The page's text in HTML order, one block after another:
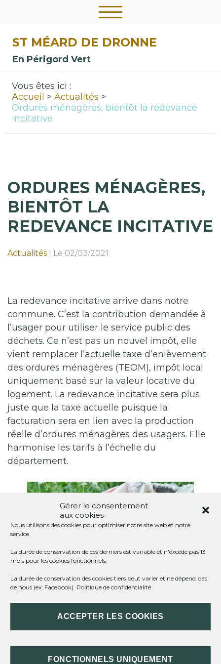
Gérer le consentement
aux cookies
Nous utilisons des cookies pour optimiser notre site web et notre
service.
La durée de conservation de ces derniers est variable et n'excède pas 13
mois pour les cookies fonctionnels.
La durée de conservation des cookies tiers peut varier et ne dépend pas
de nous (ex: Facebook). Politique de confidentialité
ACCEPTER LES COOKIES
FONCTIONNELS UNIQUEMENT
ST MÉARD DE DRONNE
En Périgord Vert
Vous êtes ici :
Accueil
Actualités
Ordures ménagères, bientôt la redevance
incitative
ORDURES MÉNAGÈRES,
BIENTÔT LA
REDEVANCE INCITATIVE
Actualités Le 02/03/2021
La redevance incitative arrive dans notre
commune. C’est la contribution demandée à
l’usager pour utiliser le service public des
déchets. Ce n’est pas un nouvel impôt, elle
vient remplacer l’actuelle taxe d’enlèvement
des ordures ménagères (TEOM), impôt local
uniquement basé sur la valeur locative du
logement. La redevance incitative sera plus
juste que la taxe actuelle puisque la
facturation sera en lien avec la production
réelle d’ordures ménagères des usagers. Elle
harmonise les tarifs à l’échelle du
département.
SMD3